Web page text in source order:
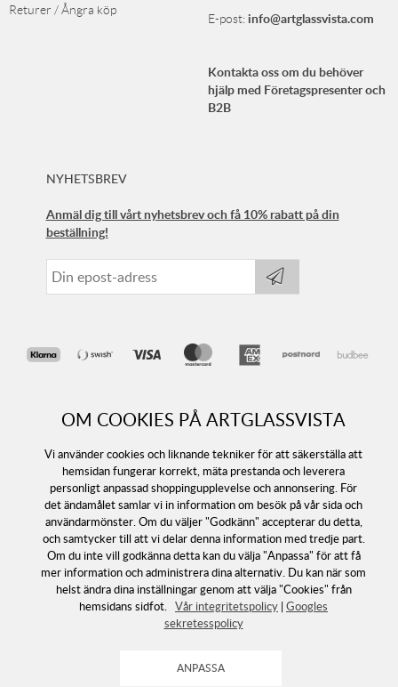
OM COOKIES PÅ ARTGLASSVISTA
Vi använder cookies och liknande tekniker för att säkerställa att
hemsidan fungerar korrekt, mäta prestanda och leverera
personligt anpassad shoppingupplevelse och annonsering. För
det ändamålet samlar vi in information om besök på vår sida och
användarmönster. Om du väljer "Godkänn" accepterar du detta,
och samtycker till att vi delar denna information med tredje part.
Om du inte vill godkänna detta kan du välja "Anpassa" för att få
mer information och administrera dina alternativ. Du kan när som
helst ändra dina inställningar genom att välja "Cookies" från
hemsidans sidfot. Vår integritetspolicy | Googles
sekretesspolicy
Returer / Ångra köp
E-post:info@artglassvista.com
Kontakta oss om du behöver
hjälp med Företagspresenter och
B2B
NYHETSBREV
Anmäl dig till vårt nyhetsbrev och få 10% rabatt på din
beställning!
Följ oss